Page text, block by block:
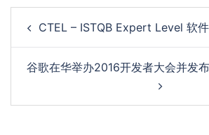
navigation
CTEL – ISTQB Expert Level 软
谷歌在华举办2016开发者大会并发